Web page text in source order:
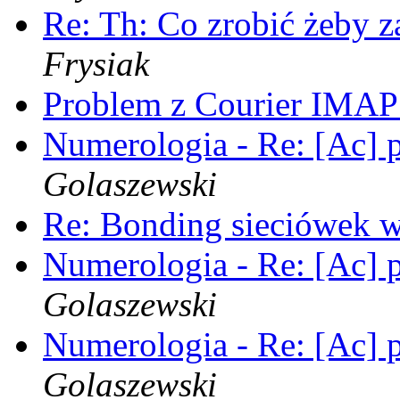
Re: Th: Co zrobić żeby
Frysiak
Problem z Courier
Numerologia - Re: [Ac]
Golaszewski
Re: Bonding sieciówek
Numerologia - Re: [Ac]
Golaszewski
Numerologia - Re: [Ac]
Golaszewski